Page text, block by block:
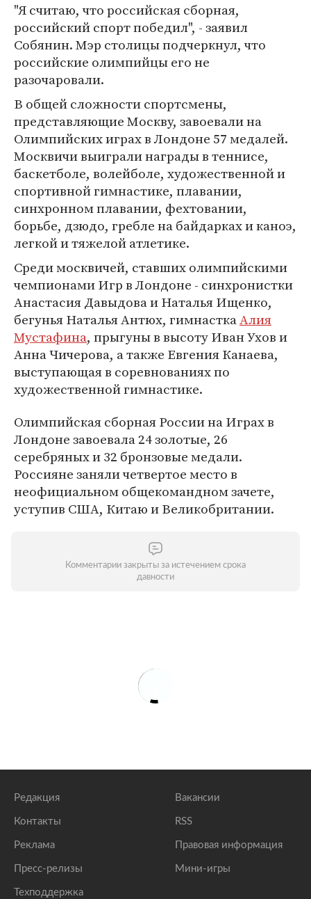
"Я считаю, что российская сборная,
российский спорт победил", - заявил
Собянин. Мэр столицы подчеркнул, что
российские олимпийцы его не
разочаровали.
В общей сложности спортсмены,
представляющие Москву, завоевали на
Олимпийских играх в Лондоне 57 медалей.
Москвичи выиграли награды в теннисе,
баскетболе, волейболе, художественной и
спортивной гимнастике, плавании,
синхронном плавании, фехтовании,
борьбе, дзюдо, гребле на байдарках и каноэ,
легкой и тяжелой атлетике.
Среди москвичей, ставших олимпийскими
чемпионами Игр в Лондоне - синхронистки
Анастасия Давыдова и Наталья Ищенко,
бегунья Наталья Антюх, гимнасткаАлия
Мустафина, прыгуны в высоту Иван Ухов и
Анна Чичерова, а также Евгения Канаева,
выступающая в соревнованиях по
художественной гимнастике.
Олимпийская сборная России на Играх в
Лондоне завоевала 24 золотые, 26
серебряных и 32 бронзовые медали.
Россияне заняли четвертое место в
неофициальном общекомандном зачете,
уступив США, Китаю и Великобритании.
Комментарии закрыты за истечением срока
давности
Редакция
Контакты
Реклама
Пресс-релизы
Техподдержка
Вакансии
RSS
Правовая информация
Мини-игры